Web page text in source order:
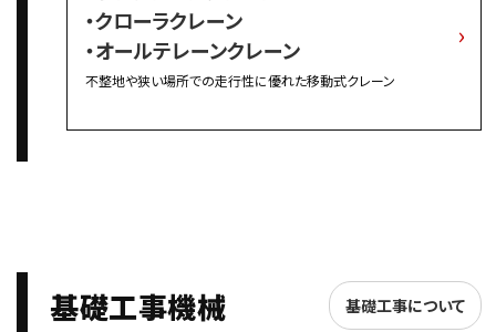
・クローラクレーン
・オールテレーンクレーン
不整地や狭い場所での走行性に優れた移動式クレーン
基礎工事機械 基礎工事について